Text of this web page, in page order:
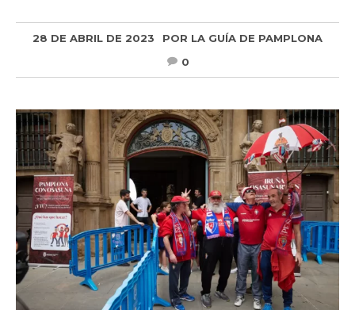
28 DE ABRIL DE 2023 POR LA GUÍA DE PAMPLONA
0